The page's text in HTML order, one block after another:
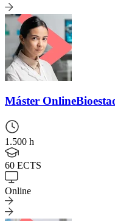
Máster Online
1.500 h
60 ECTS
Online